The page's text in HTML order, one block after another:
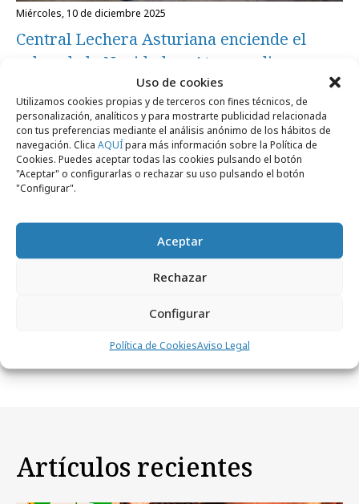
Uso de cookies
Utilizamos cookies propias y de terceros con fines técnicos, de
personalización, analíticos y para mostrarte publicidad relacionada
con tus preferencias mediante el análisis anónimo de los hábitos de
navegación. Clica AQUÍpara más información sobre la Política de
Cookies. Puedes aceptar todas las cookies pulsando el botón
"Aceptar" o configurarlas o rechazar su uso pulsando el botón
"Configurar".
Aceptar
Rechazar
Configurar
Política de CookiesAviso Legal
miércoles, 10 de diciembre 2025
Central Lechera Asturiana enciende el
sabor de la Navidad en Atresmedia
Campañas
Artículos recientes